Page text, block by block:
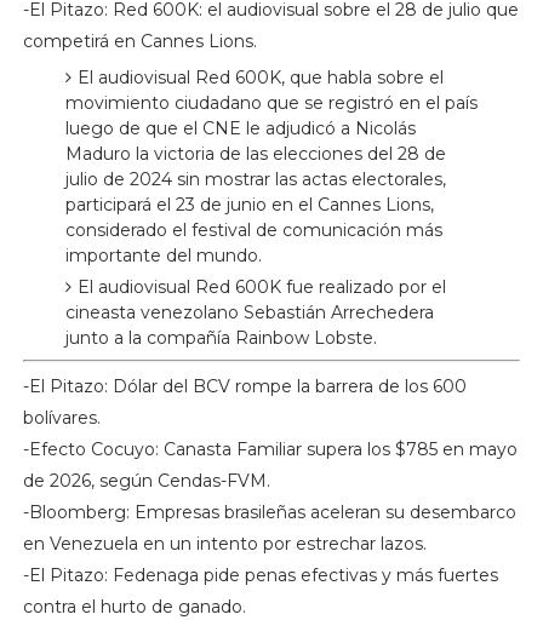
-El Pitazo: Red 600K: el audiovisual sobre el 28 de julio que
competirá en Cannes Lions.
El audiovisual Red 600K, que habla sobre el
movimiento ciudadano que se registró en el país
luego de que el CNE le adjudicó a Nicolás
Maduro la victoria de las elecciones del 28 de
julio de 2024 sin mostrar las actas electorales,
participará el 23 de junio en el Cannes Lions,
considerado el festival de comunicación más
importante del mundo.
El audiovisual Red 600K fue realizado por el
cineasta venezolano Sebastián Arrechedera
junto a la compañía Rainbow Lobste.
-El Pitazo: Dólar del BCV rompe la barrera de los 600
bolívares.
-Efecto Cocuyo: Canasta Familiar supera los $785 en mayo
de 2026, según Cendas-FVM.
-Bloomberg: Empresas brasileñas aceleran su desembarco
en Venezuela en un intento por estrechar lazos.
-El Pitazo: Fedenaga pide penas efectivas y más fuertes
contra el hurto de ganado.